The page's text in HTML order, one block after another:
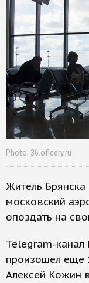
Photo: 36.oficery.ru
Житель Брянска
московский
опоздать на
Telegram-канал
произошел еще
Алексей Кожин